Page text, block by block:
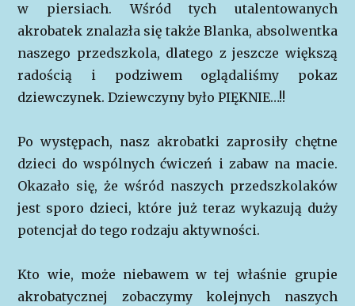
w piersiach. Wśród tych utalentowanych
akrobatek znalazła się także Blanka, absolwentka
naszego przedszkola, dlatego z jeszcze większą
radością i podziwem oglądaliśmy pokaz
dziewczynek. Dziewczyny było PIĘKNIE…!!
Po występach, nasz akrobatki zaprosiły chętne
dzieci do wspólnych ćwiczeń i zabaw na macie.
Okazało się, że wśród naszych przedszkolaków
jest sporo dzieci, które już teraz wykazują duży
potencjał do tego rodzaju aktywności.
Kto wie, może niebawem w tej właśnie grupie
akrobatycznej zobaczymy kolejnych naszych